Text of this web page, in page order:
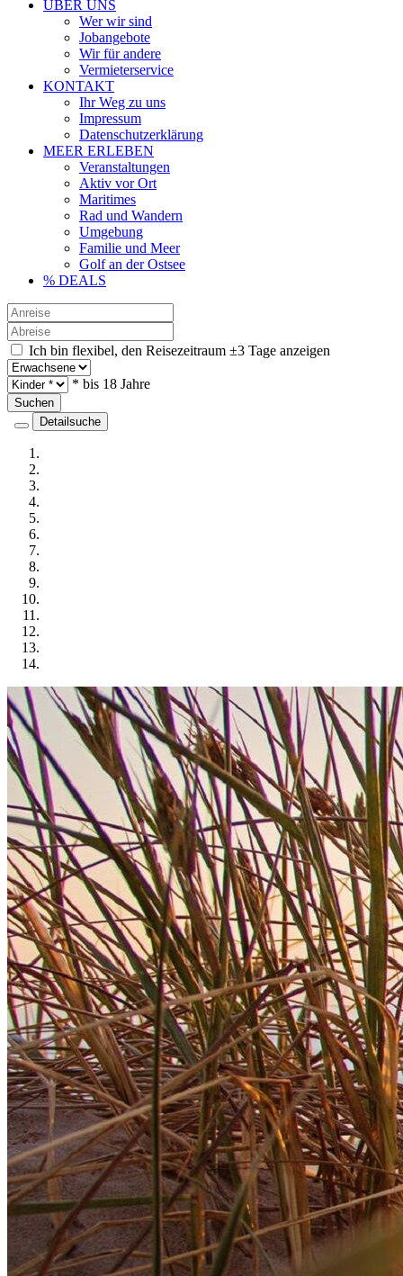
ÜBER UNS
Wer wir sind
Jobangebote
Wir für andere
Vermieterservice
KONTAKT
Ihr Weg zu uns
Impressum
Datenschutzerklärung
MEER ERLEBEN
Veranstaltungen
Aktiv vor Ort
Maritimes
Rad und Wandern
Umgebung
Familie und Meer
Golf an der Ostsee
% DEALS
Ich bin flexibel, den Reisezeitraum ±3 Tage anzeigen
* bis 18 Jahre
Suchen
Detailsuche